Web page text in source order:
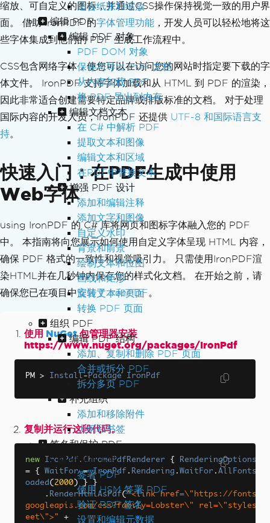
适合纸张和缩放
编辑 PDF
编辑 PDF 对象
PDF DOM 对象
保存与导出 PDF 文档
从内存加载 PDF
将 PDF 导出到内存
编辑文档文本
在 C# 中解析 PDF
提取文本和图像
编辑文本和区域
在PDF中替换文本
增强 PDF 设计
添加和编辑注释
添加文字和图像
自定义水印
背景和前景
绘制文本和位图
画线和矩形
旋转文本和页面
转换 PDF 页面
组织 PDF
编辑 PDF 结构
添加、复制和删除 PDF 页面
合并或拆分 PDF
拆分多页 PDF
补充组织
添加和移除附件
大纲和书签
签名和保护 PDF
确保真实性
签署 PDF
使用 HSM 签署 PDF
验证 PDF 签名
设置和编辑元数据
缩放、可自定义的图标，并通过CSS操作保持视觉一致的用户界
面。 借助 IronPDF 的字体管理功能 ，开发人员可以轻松地将这
些字体集成到他们的 PDF 生成工作流程中。
CSS包含网络字体，使您可以在访问您的网站时指定要下载的字
体文件。 IronPDF 支持字体加载和从 HTML 到 PDF 的渲染，
因此非常适合创建需要特定品牌或排版标准的文档。 对于处理
国际内容的开发人员，IronPDF 还提供 UTF-8 和国际语言支
持。
快速入门：在PDF生成中使用
Web字体
using IronPDF 的 C# 库将网页和图标字体融入您的 PDF
中。 本指南将向您展示如何使用自定义字体呈现 HTML 内容，
确保 PDF 格式的一致性和视觉吸引力。 只需使用IronPDF渲
染HTML并在几秒钟内保存您的样式化文档。 在开始之前，请
确保您已在项目中安装了 IronPDF。
使用 NuGet包管理器安装
https://www.nuget.org/packages/IronPdf
PM > Install- Package IronPdf
复制并运行这段代码。
new IronPdf . ChromePdfRenderer {
RenderingOptions
=
{ WaitFor = IronPdf . Rendering . WaitFor . AllFontsL
oaded ( 2000 ) }
}
. RenderHtmlAsPdf("<link href=\"https://fonts.
googleapis.com/css?family=Lobster\" rel=\"stylesh
eet\">"
+